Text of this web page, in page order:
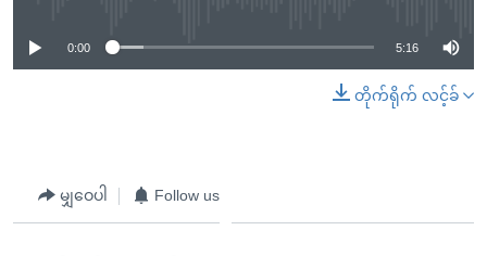
0:00 5:16
တိုက်ရိုက် လင့်ခ်
မျှဝေပါ Follow us